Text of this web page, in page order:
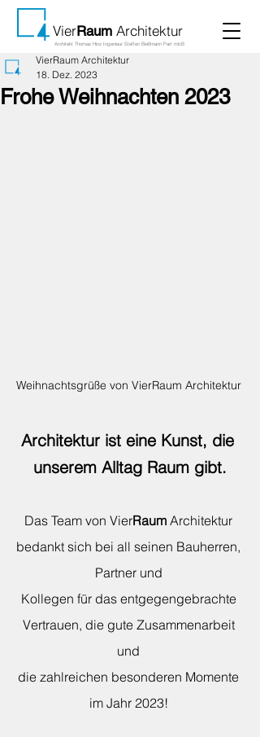
VierRaum Architektur
Architekt Thomas Hinz Ingenieur Steffen Bießmann Part mbB
Frohe Weihnachten 2023
VierRaum Architektur
18. Dez. 2023
Weihnachtsgrüße von VierRaum Architektur
Architektur ist eine Kunst, die
unserem Alltag Raum gibt.
Das Team von VierRaum Architektur
bedankt sich bei all seinen Bauherren,
Partner und
Kollegen für das entgegengebrachte
Vertrauen, die gute Zusammenarbeit
und
die zahlreichen besonderen Momente
im Jahr 2023!